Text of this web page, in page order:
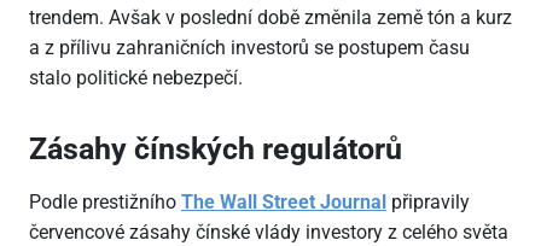
trendem. Avšak v poslední době změnila země tón a kurz
a z přílivu zahraničních investorů se postupem času
stalo politické nebezpečí.
Zásahy čínských regulátorů
Podle prestižního The Wall Street Journal připravily
červencové zásahy čínské vlády investory z celého světa